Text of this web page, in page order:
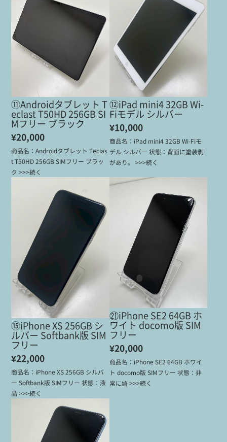
⑪Androidタブレット T
eclast T50HD 256GB SI
Mフリー ブラック
¥20,000
商品名：Androidタブレット Teclas
t T50HD 256GB SIMフリー ブラッ
ク >>>続く
⑫iPad mini4 32GB Wi-
Fiモデル シルバー
¥10,000
商品名：iPad mini4 32GB Wi-Fiモ
デル シルバー 状態：背面に塗装剥
があり。 >>>続く
⑮iPhone XS 256GB シ
ルバー Softbank版 SIM
フリー
¥22,000
商品名：iPhone XS 256GB シルバ
ー Softbank版 SIMフリー 状態：液
晶 >>>続く
㉑iPhone SE2 64GB ホ
ワイト docomo版 SIM
フリー
¥20,000
商品名：iPhone SE2 64GB ホワイ
ト docomo版 SIMフリー 状態：非
常に綺 >>>続く